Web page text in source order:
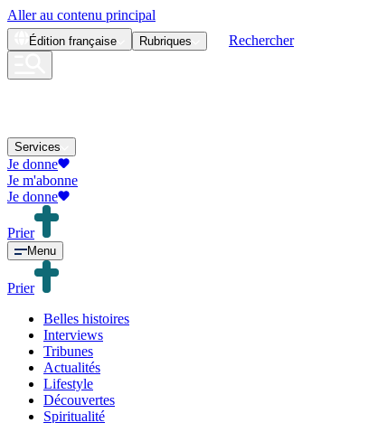
Aller au contenu principal
Édition française Rubriques Rechercher
Services
Je donne
Je m'abonne
Je donne
Prier
Menu
Prier
Belles histoires
Interviews
Tribunes
Actualités
Lifestyle
Découvertes
Spiritualité